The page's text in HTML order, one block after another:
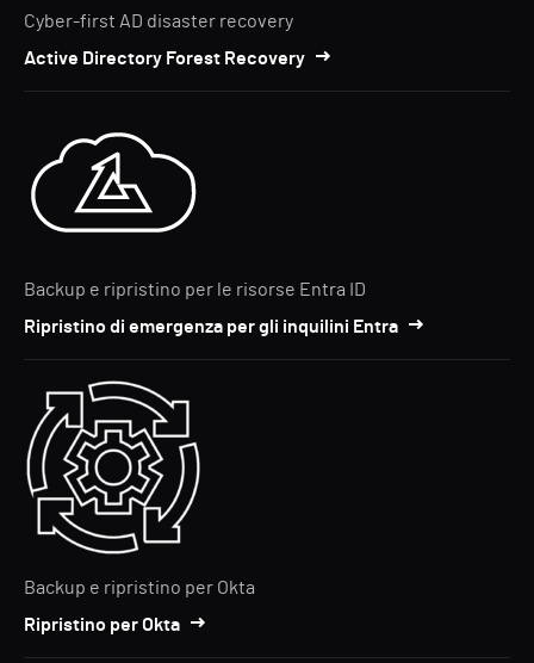
Cyber-first AD disaster recovery
Active Directory Forest Recovery
Backup e ripristino per le risorse Entra ID
Ripristino di emergenza per gli inquilini Entra
Backup e ripristino per Okta
Ripristino per Okta